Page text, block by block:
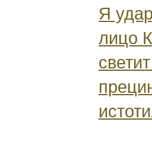
Я
лицо